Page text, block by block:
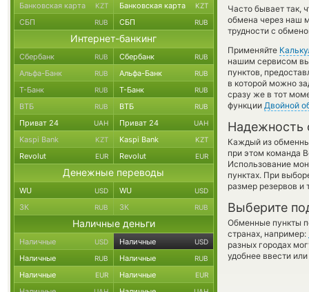
Часто бывает так,
обмена через наш
трудности с
Применяйте
нашим сервисом
пунктов,
в которой можно
сразу же в тот
функции Двойной
Надежность
Каждый из
при этом команда
Использование
пунктах. При
размер резервов и
Выберите
Обменные пункты
странах, например:
разных городах
удобнее ввести
Банковская карта KZT Банковская карта KZT
СБП RUB СБП RUB
Интернет-банкинг
Сбербанк RUB Сбербанк RUB
Альфа-Банк RUB Альфа-Банк RUB
Т-Банк RUB Т-Банк RUB
ВТБ RUB ВТБ RUB
Приват 24 UAH Приват 24 UAH
Kaspi Bank KZT Kaspi Bank KZT
Revolut EUR Revolut EUR
Денежные переводы
WU USD WU USD
ЗК RUB ЗК RUB
Наличные деньги
Наличные USD Наличные USD
Наличные RUB Наличные RUB
Наличные EUR Наличные EUR